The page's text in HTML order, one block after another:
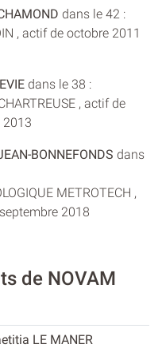
dans le 42 :
, actif de octobre 2011
dans le 38 :
, actif de
2013
BONNEFONDS dans
METROTECH ,
2018
de NOVAM
LE MANER